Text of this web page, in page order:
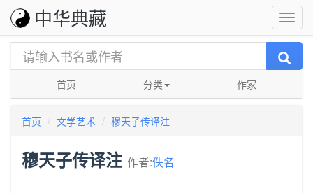
中华典藏
首页 分类 作家
首页 文学艺术 穆天子传译注
穆天子传译注 作者:佚名